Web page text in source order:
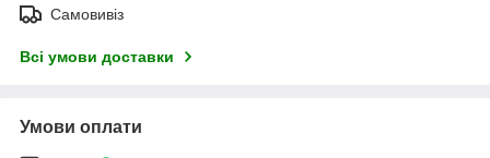
Самовивіз
Всі умови доставки
Умови оплати